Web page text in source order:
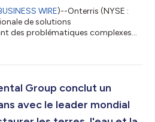
WIRE)--Onterris (NYSE :
de solutions
des problématiques complexes
est-elle critique
façon dont les entreprises
dans l...
Group conclut un
avec le leader mondial